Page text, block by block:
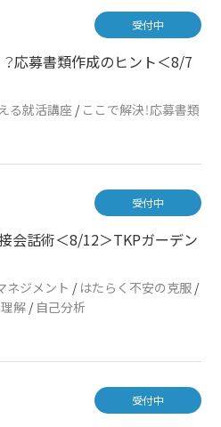
応募書類作成のヒント＜8/7
る就活講座 / ここで解決！応募書類
受付中
会話術＜8/12＞TKPガーデン
ネジメント / はたらく不安の克服 /
解 / 自己分析
受付中
受付中